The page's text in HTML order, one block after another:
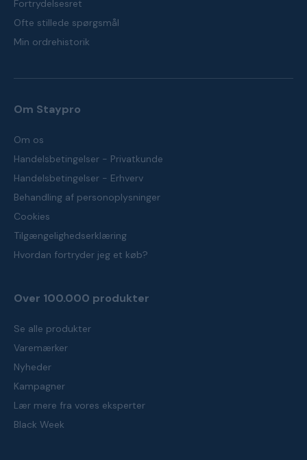
Fortrydelsesret
Ofte stillede spørgsmål
Min ordrehistorik
Om Staypro
Om os
Handelsbetingelser - Privatkunde
Handelsbetingelser - Erhverv
Behandling af personoplysninger
Cookies
Tilgængelighedserklæring
Hvordan fortryder jeg et køb?
Over 100.000 produkter
Se alle produkter
Varemærker
Nyheder
Kampagner
Lær mere fra vores eksperter
Black Week